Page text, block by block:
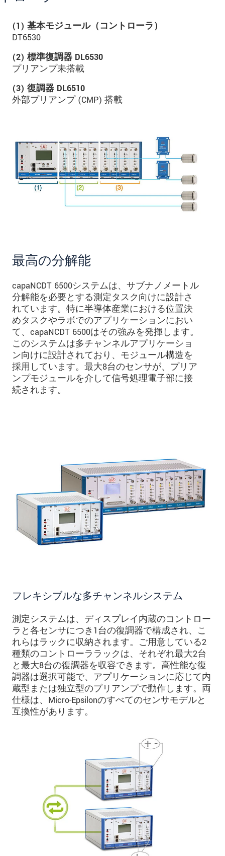
(1) 基本モジュール（コントローラ）
DT6530
(2) 標準復調器 DL6530
プリアンプ未搭載
(3) 復調器 DL6510
外部プリアンプ (CMP) 搭載
最高の分解能
capaNCDT 6500システムは、サブナノメートル
分解能を必要とする測定タスク向けに設計さ
れています。特に半導体産業における位置決
めタスクやラボでのアプリケーションにおい
て、capaNCDT 6500はその強みを発揮します。
このシステムは多チャンネルアプリケーショ
ン向けに設計されており、モジュール構造を
採用しています。最大8台のセンサが、プリア
ンプモジュールを介して信号処理電子部に接
続されます。
フレキシブルな多チャンネルシステム
測定システムは、ディスプレイ内蔵のコントロー
ラと各センサにつき1台の復調器で構成され、こ
れらはラックに収納されます。ご用意している2
種類のコントローララックは、それぞれ最大2台
と最大8台の復調器を収容できます。高性能な復
調器は選択可能で、アプリケーションに応じて内
蔵型または独立型のプリアンプで動作します。両
仕様は、Micro-Epsilonのすべてのセンサモデルと
互換性があります。